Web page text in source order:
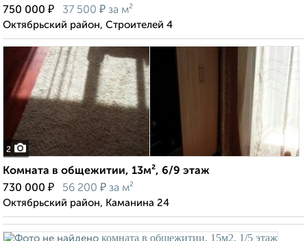
750 000 ₽ 37 500 ₽ за м²
Октябрьский район, Строителей 4
2
Комната в общежитии, 13м², 6/9 этаж
730 000 ₽ 56 200 ₽ за м²
Октябрьский район, Каманина 24